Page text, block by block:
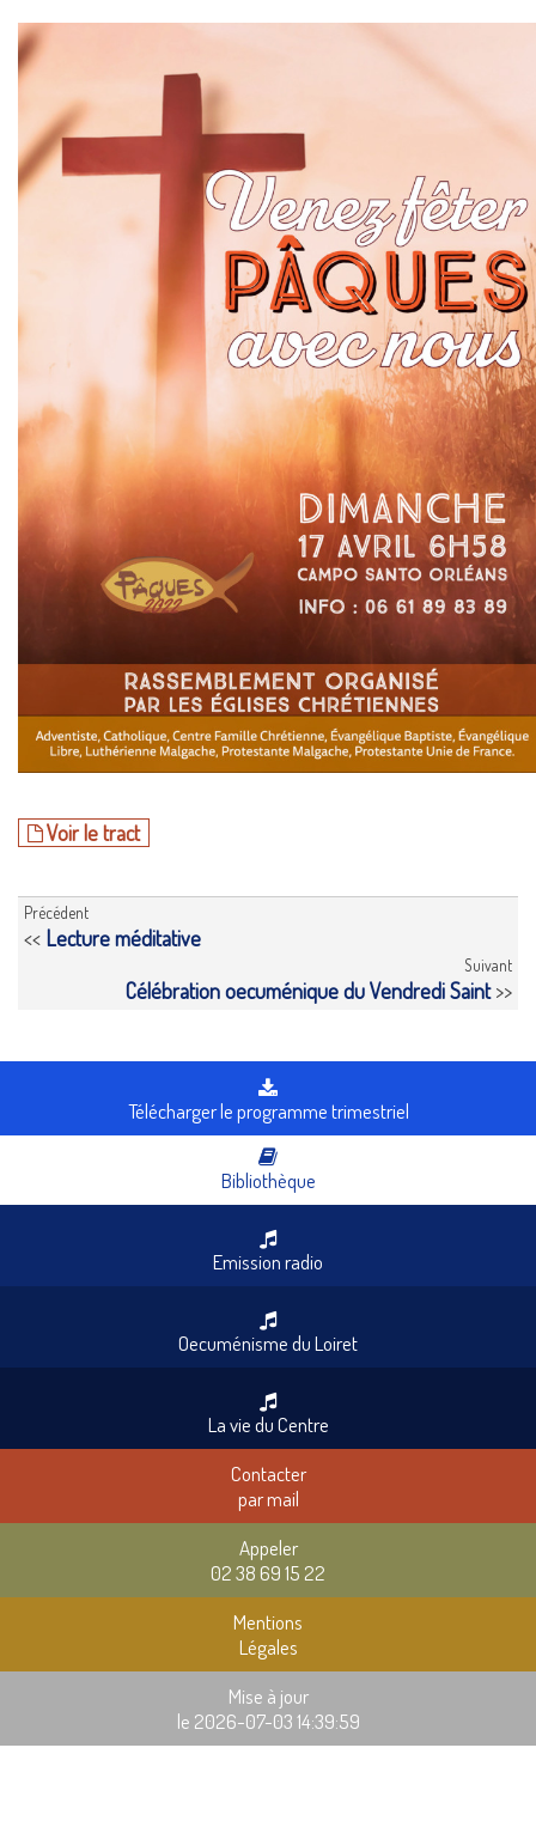
Voir le tract
Précédent
<< Lecture méditative
Suivant
Célébration oecuménique du Vendredi Saint>>
Télécharger le programme trimestriel
Bibliothèque
Emission radio
Oecuménisme du Loiret
La vie du Centre
Contacter
par mail
Appeler
02 38 69 15 22
Mentions
Légales
Mise à jour
le 2026-07-03 14:39:59